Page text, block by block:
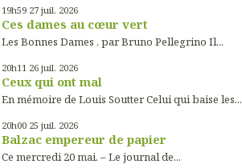
19h59 27 juil. 2026
Ces dames au cœur vert
Les Bonnes Dames , par Bruno Pellegrino Il...
20h11 26 juil. 2026
Ceux qui ont mal
En mémoire de Louis Soutter Celui qui baise les...
20h00 25 juil. 2026
Balzac empereur de papier
Ce mercredi 20 mai. – Le journal de...